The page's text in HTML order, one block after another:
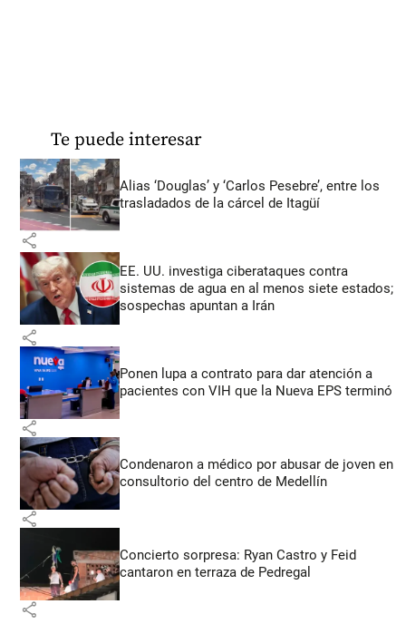
Te puede interesar
Alias ‘Douglas’ y ‘Carlos Pesebre’, entre los
trasladados de la cárcel de Itagüí
share
EE. UU. investiga ciberataques contra
sistemas de agua en al menos siete estados;
sospechas apuntan a Irán
share
Ponen lupa a contrato para dar atención a
pacientes con VIH que la Nueva EPS terminó
share
Condenaron a médico por abusar de joven en
consultorio del centro de Medellín
share
Concierto sorpresa: Ryan Castro y Feid
cantaron en terraza de Pedregal
share